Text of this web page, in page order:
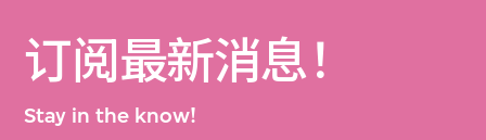
订阅最新消息！
Stay in the know!